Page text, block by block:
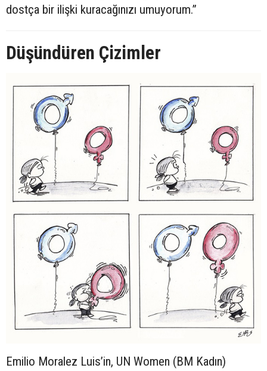
dostça bir ilişki kuracağınızı umuyorum.”
Düşündüren Çizimler
Emilio Moralez Luis’in, UN Women (BM Kadın)